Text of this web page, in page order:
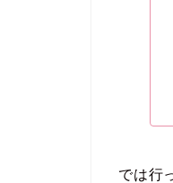
では行